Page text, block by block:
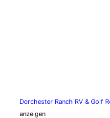
Dorchester Ranch RV & Golf
anzeigen